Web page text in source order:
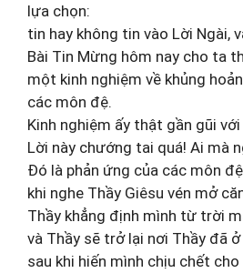
lựa chọn:
tin hay không tin vào Lời Ngài,
Bài Tin Mừng hôm nay cho ta
một kinh nghiệm về khủng
các môn đệ.
Kinh nghiệm ấy thật gần gũi
Lời này chướng tai quá! Ai mà
Ðó là phản ứng của các môn
khi nghe Thầy Giêsu vén mở
Thầy khẳng định mình từ trời
và Thầy sẽ trở lại nơi Thầy đã
sau khi hiến mình chịu chết